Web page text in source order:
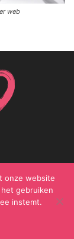
web
2017 - 2021
onze website
gebruiken
instemt.